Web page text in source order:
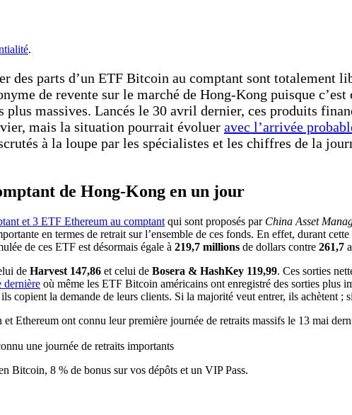
.
des parts d’un ETF Bitcoin au comptant sont totalement
de revente sur le marché de Hong-Kong puisque
massives. Lancés le 30 avril dernier, ces produits
mais la situation pourrait évoluer avec l’arrivée
à la loupe par les spécialistes et les chiffres de la
de Hong-Kong en un jour
et 3 ETF Ethereum au comptant qui sont proposés par China Asset
en termes de retrait sur l’ensemble de ces fonds. En effet, durant cette
de ces ETF est désormais égale à 219,7 millions de dollars contre 261,7
de Harvest 147,86 et celui de Bosera & HashKey 119,99. Ces sorties
dernière où même les ETF Bitcoin américains ont enregistré des sorties plus
copient la demande de leurs clients. Si la majorité veut entrer, ils achètent ;
une journée de retraits importants
Bitcoin, 8 % de bonus sur vos dépôts et un VIP Pass.